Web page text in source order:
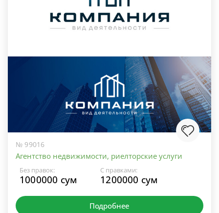
№ 99016
Агентство недвижимости, риелторские услуги
Без правок:
1000000 сум
С правками:
1200000 сум
Подробнее